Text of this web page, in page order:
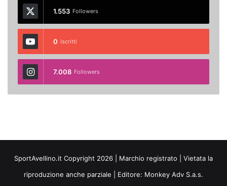
1.553 Followers
0 Iscritti
7.008 Followers
SportAvellino.it Copyright 2026 | Marchio registrato | Vietata la
riproduzione anche parziale | Editore: Monkey Adv S.a.s.